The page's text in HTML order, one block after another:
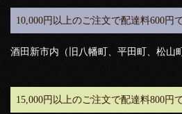
10,000円以上のご注文で配達料600円
酒田新市内（旧八幡町、平田町、松山
15,000円以上のご注文で配達料800円